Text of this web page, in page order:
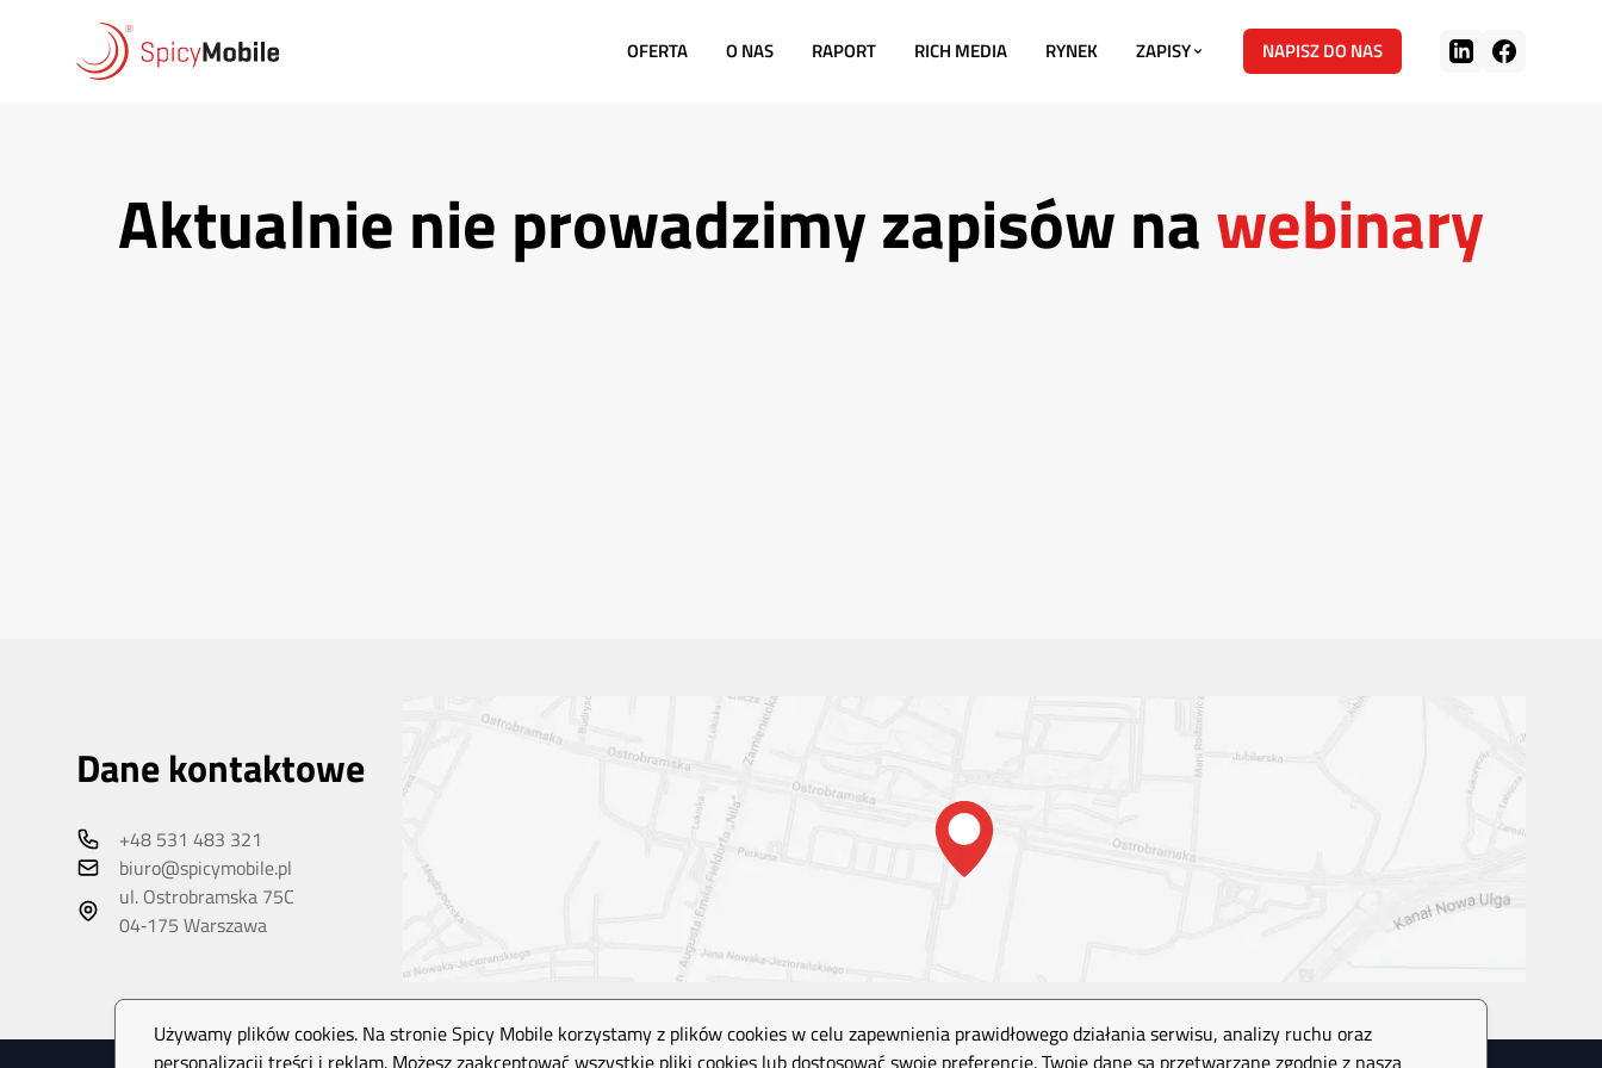
OFERTA O NAS RAPORT RICH MEDIA RYNEK ZAPISY NAPISZ DO NAS
Aktualnie nie prowadzimy zapisów nawebinary
Dane kontaktowe
+48 531 483 321
biuro@spicymobile.pl
ul. Ostrobramska 75C
04‑175 Warszawa
Używamy plików cookies. Na stronie Spicy Mobile korzystamy z plików cookies w celu zapewnienia prawidłowego działania serwisu, analizy ruchu oraz
personalizacji treści i reklam. Możesz zaakceptować wszystkie pliki cookies lub dostosować swoje preferencje. Twoje dane są przetwarzane zgodnie z naszą